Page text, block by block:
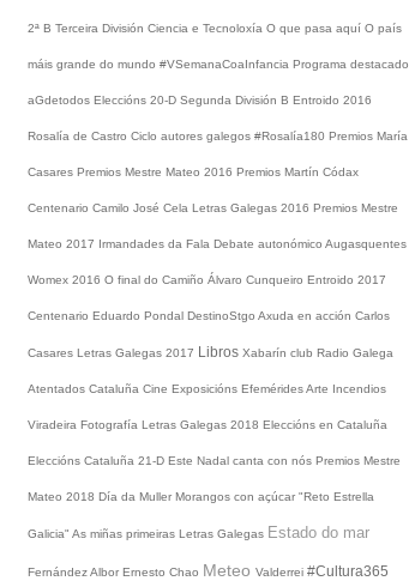
2ª B Terceira División Ciencia e Tecnoloxía O que pasa aquí O país
máis grande do mundo #VSemanaCoaInfancia Programa destacado
aGdetodos Eleccións 20-D Segunda División B Entroido 2016
Rosalía de Castro Ciclo autores galegos #Rosalía180 Premios María
Casares Premios Mestre Mateo 2016 Premios Martín Códax
Centenario Camilo José Cela Letras Galegas 2016 Premios Mestre
Mateo 2017 Irmandades da Fala Debate autonómico Augasquentes
Womex 2016 O final do Camiño Álvaro Cunqueiro Entroido 2017
Centenario Eduardo Pondal DestinoStgo Axuda en acción Carlos
Casares Letras Galegas 2017 Libros Xabarín club Radio Galega
Atentados Cataluña Cine Exposicións EfeméridesArte Incendios
Viradeira Fotografía Letras Galegas 2018 Eleccións en Cataluña
Eleccións Cataluña 21-D Este Nadal canta con nós Premios Mestre
Mateo 2018 Día da Muller Morangos con açúcar "Reto Estrella
Galicia" As miñas primeiras Letras Galegas Estado do mar
Fernández Albor Ernesto Chao Meteo Valderrei #Cultura365